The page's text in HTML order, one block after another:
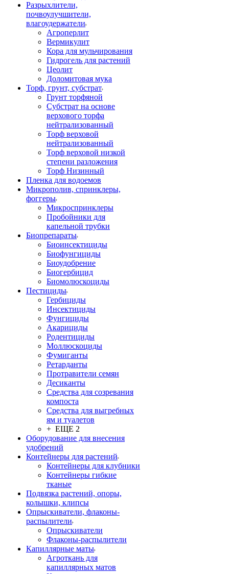
Разрыхлители,
почвоулучшители,
влагоудержатели
Агроперлит
Вермикулит
Кора для мульчирования
Гидрогель для растений
Цеолит
Доломитовая мука
Торф, грунт, субстрат
Грунт торфяной
Субстрат на основе
верхового торфа
нейтрализованный
Торф верховой
нейтрализованный
Торф верховой низкой
степени разложения
Торф Низинный
Пленка для водоемов
Микрополив, спринклеры,
фоггеры
Микроспринклеры
Пробойники для
капельной трубки
Биопрепараты
Биоинсектициды
Биофунгициды
Биоудобрение
Биогербицид
Биомолюскоциды
Пестициды
Гербициды
Инсектициды
Фунгициды
Акарициды
Родентициды
Моллюскоциды
Фумиганты
Ретарданты
Протравители семян
Десиканты
Средства для созревания
компоста
Средства для выгребных
ям и туалетов
+ ЕЩЕ 2
Оборудование для внесения
удобрений
Контейнеры для растений
Контейнеры для клубники
Контейнеры гибкие
тканые
Подвязка растений, опоры,
колышки, клипсы
Опрыскиватели, флаконы-
распылители
Опрыскиватели
Флаконы-распылители
Капиллярные маты
Агроткань для
капиллярных матов